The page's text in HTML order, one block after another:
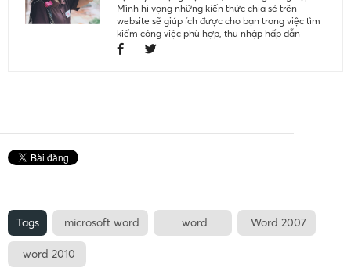
Mình hi vọng những kiến thức chia sẻ trên
website sẽ giúp ích được cho bạn trong việc tìm
kiếm công việc phù hợp, thu nhập hấp dẫn
Tags microsoft word word Word 2007
word 2010